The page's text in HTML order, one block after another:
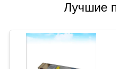
Лучшие